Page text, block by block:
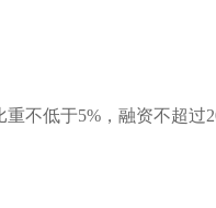
不低于5%，融资不超过